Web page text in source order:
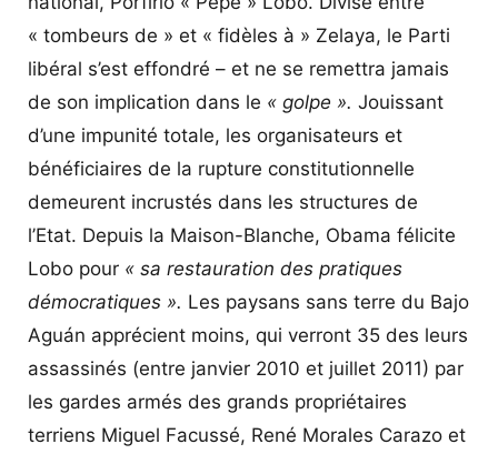
« tombeurs de » et « fidèles à » Zelaya, le Parti
libéral s’est effondré – et ne se remettra jamais
de son implication dans le « golpe ». Jouissant
d’une impunité totale, les organisateurs et
bénéficiaires de la rupture constitutionnelle
demeurent incrustés dans les structures de
l’Etat. Depuis la Maison-Blanche, Obama félicite
Lobo pour « sa restauration des pratiques
démocratiques ». Les paysans sans terre du Bajo
Aguán apprécient moins, qui verront 35 des leurs
assassinés (entre janvier 2010 et juillet 2011) par
les gardes armés des grands propriétaires
terriens Miguel Facussé, René Morales Carazo et